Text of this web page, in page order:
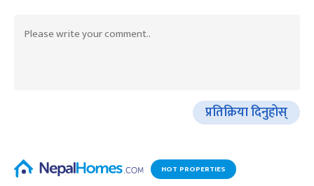
प्रतिक्रिया दिनुहोस्
HOT PROPERTIES